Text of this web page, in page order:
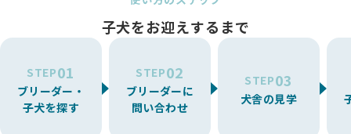
子犬をお迎えするまで
STEP01
ブリーダー・
子犬を探す
STEP02
ブリーダーに
問い合わせ
STEP03
犬舎の見学